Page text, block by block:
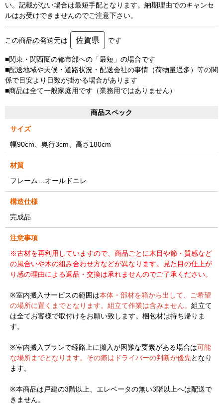
い。記載がない場合は最短手配となります。納期理由でのキャンセ
ルはお受けできませんのでご注意下さい。
この商品の発送元は 佐賀県 です
■関東・関西圏の都市部への「最短」の場合です
■配送地域や天候・道路状況・配送会社の事情（荷物量過多）等の関
係で目安より日数が掛かる場合があります
■商品は全て一般家庭用です（業務用ではありません）
商品スペック
サイズ
幅90cm、奥行3cm、高さ180cm
材質
フレーム…オールドニレ
構造仕様
完成品
注意事項
※古材を再利用していますので、商品ごとに木目や節・質感など
の風合いや木の組み合わせ方などが異なります。見た目の仕上が
り感の理由による返品・交換は承れませんのでご了承ください。
※室内搬入サービスの範囲は本体・部材を箱から出して、ご希望
の場所に置くまでとなります。組立て作業は含みません。 組立て
は全てお客様で取付けをお願い致します。梱包材は持ち帰りま
す。
※室内搬入プランで経路上に搬入が困難な要素がある場合は可能
な場所までとなります。その際はドライバーの判断が優先となり
ます。
※本商品は戸建の3階以上、エレベータの無い3階以上へは配送で
きません。